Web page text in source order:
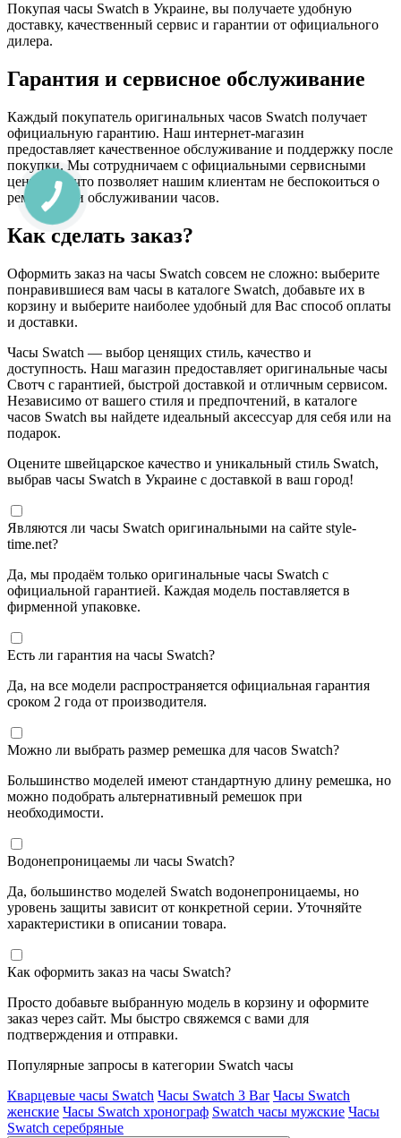
Покупая часы Swatch в Украине, вы получаете удобную
доставку, качественный сервис и гарантии от официального
дилера.
Гарантия и сервисное обслуживание
Каждый покупатель оригинальных часов Swatch получает
официальную гарантию. Наш интернет-магазин
предоставляет качественное обслуживание и поддержку после
покупки. Мы сотрудничаем с официальными сервисными
центрами, что позволяет нашим клиентам не беспокоиться о
ремонте или обслуживании часов.
Как сделать заказ?
Оформить заказ на часы Swatch совсем не сложно: выберите
понравившиеся вам часы в каталоге Swatch, добавьте их в
корзину и выберите наиболее удобный для Вас способ оплаты
и доставки.
Часы Swatch — выбор ценящих стиль, качество и
доступность. Наш магазин предоставляет оригинальные часы
Свотч с гарантией, быстрой доставкой и отличным сервисом.
Независимо от вашего стиля и предпочтений, в каталоге
часов Swatch вы найдете идеальный аксессуар для себя или на
подарок.
Оцените швейцарское качество и уникальный стиль Swatch,
выбрав часы Swatch в Украине с доставкой в ваш город!
Являются ли часы Swatch оригинальными на сайте style-
time.net?
Да, мы продаём только оригинальные часы Swatch с
официальной гарантией. Каждая модель поставляется в
фирменной упаковке.
Есть ли гарантия на часы Swatch?
Да, на все модели распространяется официальная гарантия
сроком 2 года от производителя.
Можно ли выбрать размер ремешка для часов Swatch?
Большинство моделей имеют стандартную длину ремешка, но
можно подобрать альтернативный ремешок при
необходимости.
Водонепроницаемы ли часы Swatch?
Да, большинство моделей Swatch водонепроницаемы, но
уровень защиты зависит от конкретной серии. Уточняйте
характеристики в описании товара.
Как оформить заказ на часы Swatch?
Просто добавьте выбранную модель в корзину и оформите
заказ через сайт. Мы быстро свяжемся с вами для
подтверждения и отправки.
Популярные запросы в категории Swatch часы
Кварцевые часы Swatch Часы Swatch 3 Bar Часы Swatch
женские Часы Swatch хронограф Swatch часы мужские Часы
Swatch серебряные